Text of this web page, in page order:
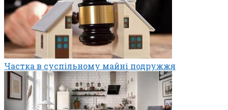
Частка в суспільному майні подружжя